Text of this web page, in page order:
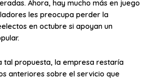
Ahora, hay mucho más en juego
les preocupa perder la
en octubre si apoyan un
tal propuesta, la empresa restaría
anteriores sobre el servicio que